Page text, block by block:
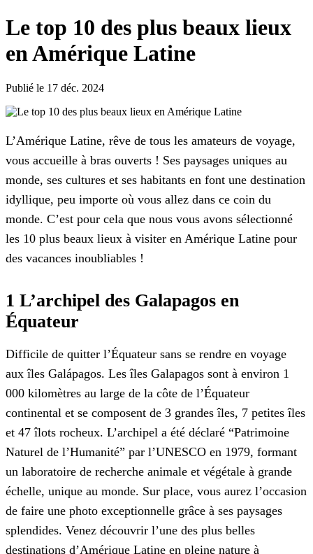
Le top 10 des plus beaux lieux
en Amérique Latine
Publié le 17 déc. 2024
L’Amérique Latine, rêve de tous les amateurs de voyage,
vous accueille à bras ouverts ! Ses paysages uniques au
monde, ses cultures et ses habitants en font une destination
idyllique, peu importe où vous allez dans ce coin du
monde. C’est pour cela que nous vous avons sélectionné
les 10 plus beaux lieux à visiter en Amérique Latine pour
des vacances inoubliables !
1 L’archipel des Galapagos en
Équateur
Difficile de quitter l’Équateur sans se rendre en voyage
aux îles Galápagos. Les îles Galapagos sont à environ 1
000 kilomètres au large de la côte de l’Équateur
continental et se composent de 3 grandes îles, 7 petites îles
et 47 îlots rocheux. L’archipel a été déclaré “Patrimoine
Naturel de l’Humanité” par l’UNESCO en 1979, formant
un laboratoire de recherche animale et végétale à grande
échelle, unique au monde. Sur place, vous aurez l’occasion
de faire une photo exceptionnelle grâce à ses paysages
splendides. Venez découvrir l’une des plus belles
destinations d’Amérique Latine en pleine nature à